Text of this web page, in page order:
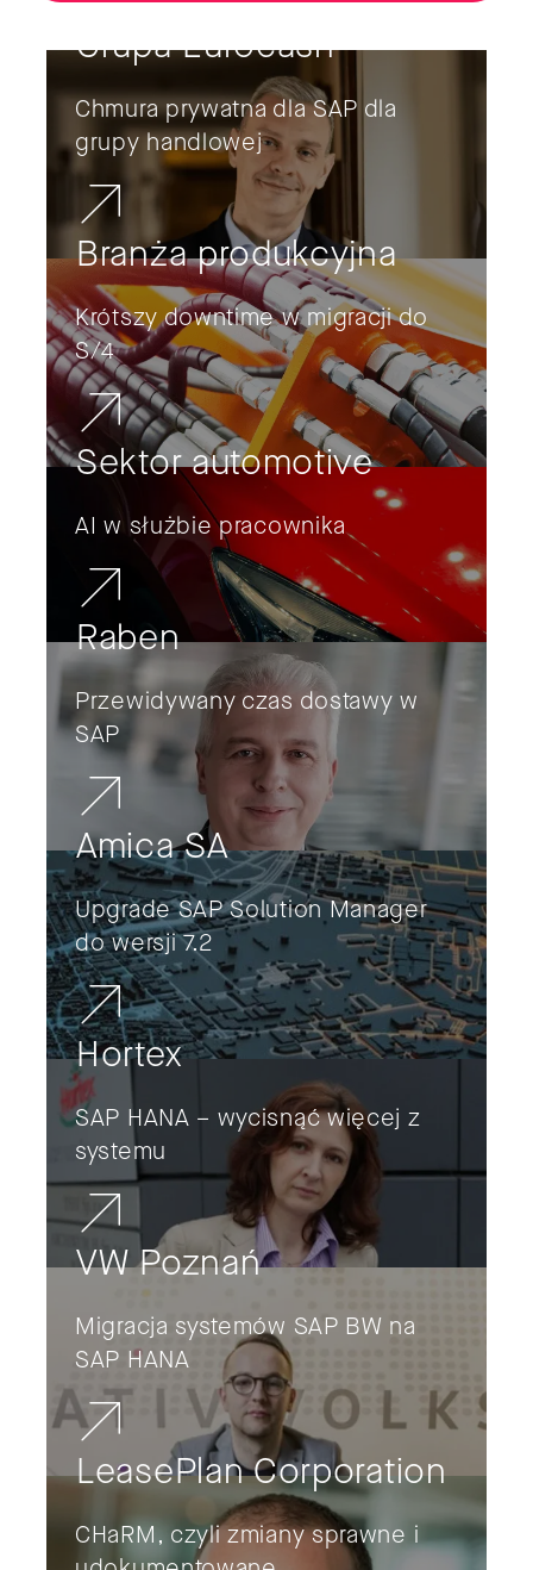
Grupa Eurocash
Chmura prywatna dla SAP dla
grupy handlowej
Branża produkcyjna
Krótszy downtime w migracji do
S/4
Sektor automotive
AI w służbie pracownika
Raben
Przewidywany czas dostawy w
SAP
Amica SA
Upgrade SAP Solution Manager
do wersji 7.2
Hortex
SAP HANA – wycisnąć więcej z
systemu
VW Poznań
Migracja systemów SAP BW na
SAP HANA
LeasePlan Corporation
CHaRM, czyli zmiany sprawne i